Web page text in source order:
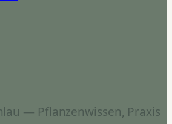
— Pflanzenwissen, Praxis